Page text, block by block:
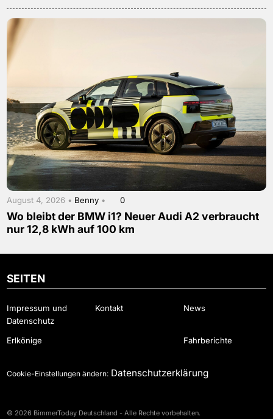
August 4, 2026 • Benny • 0
Wo bleibt der BMW i1? Neuer Audi A2 verbraucht
nur 12,8 kWh auf 100 km
SEITEN
Impressum und
Datenschutz
Kontakt News
Erlkönige Fahrberichte
Cookie-Einstellungen ändern: Datenschutzerklärung
© 2026 BimmerToday Deutschland - Alle Rechte vorbehalten.